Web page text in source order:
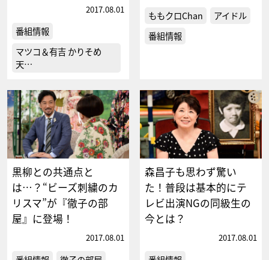
2017.08.01
番組情報
マツコ＆有吉 かりそめ
天…
ももクロChan
アイドル
番組情報
黒柳との共通点と
は…？“ビーズ刺繍のカ
リスマ”が『徹子の部
屋』に登場！
2017.08.01
森昌子も思わず驚い
た！普段は基本的にテ
レビ出演NGの同級生の
今とは？
2017.08.01